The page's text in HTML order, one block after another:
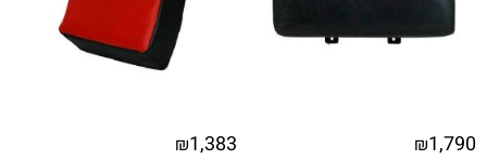
₪1,790
₪1,383